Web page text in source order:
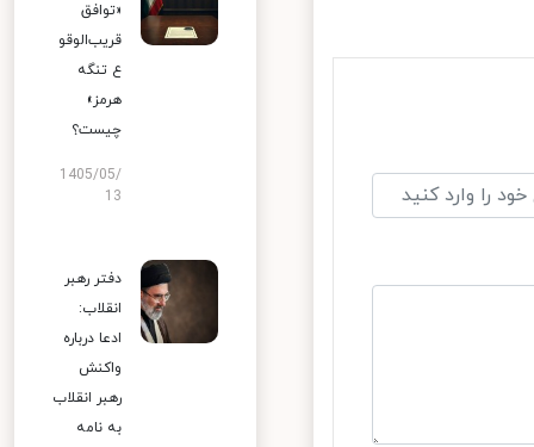
«توافق
قریب‌الوقو
ع تنگه
هرمز»
چیست؟
1405/05/
13
دفتر رهبر
انقلاب:
ادعا درباره
واکنش
رهبر انقلاب
به نامه